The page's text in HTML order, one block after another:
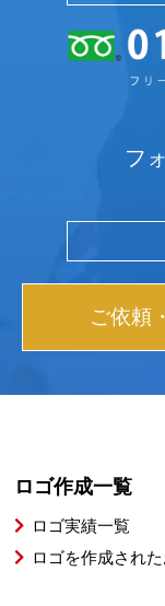
フ
ご依頼
ロゴ作成一覧
ロゴ実績一覧
ロゴを作成され